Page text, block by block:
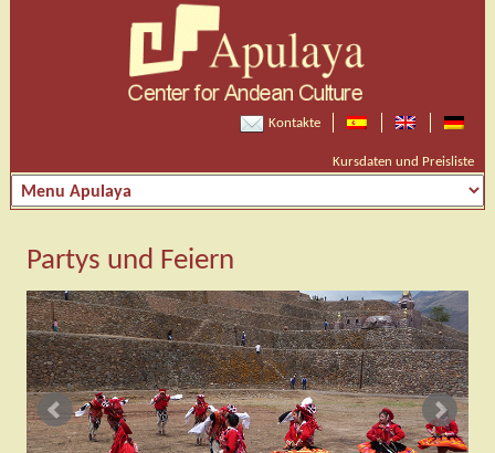
Kontakte
Kursdaten und Preisliste
Partys und Feiern